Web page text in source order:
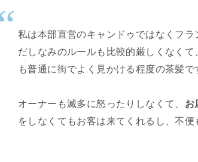
私は本部直営のキャンドゥではなくフ
だしなみのルールも比較的厳しくなく
も普通に街でよく見かける程度の茶髪で
オーナーも滅多に怒ったりしなくて、 お
をしなくてもお客は来てくれるし、不